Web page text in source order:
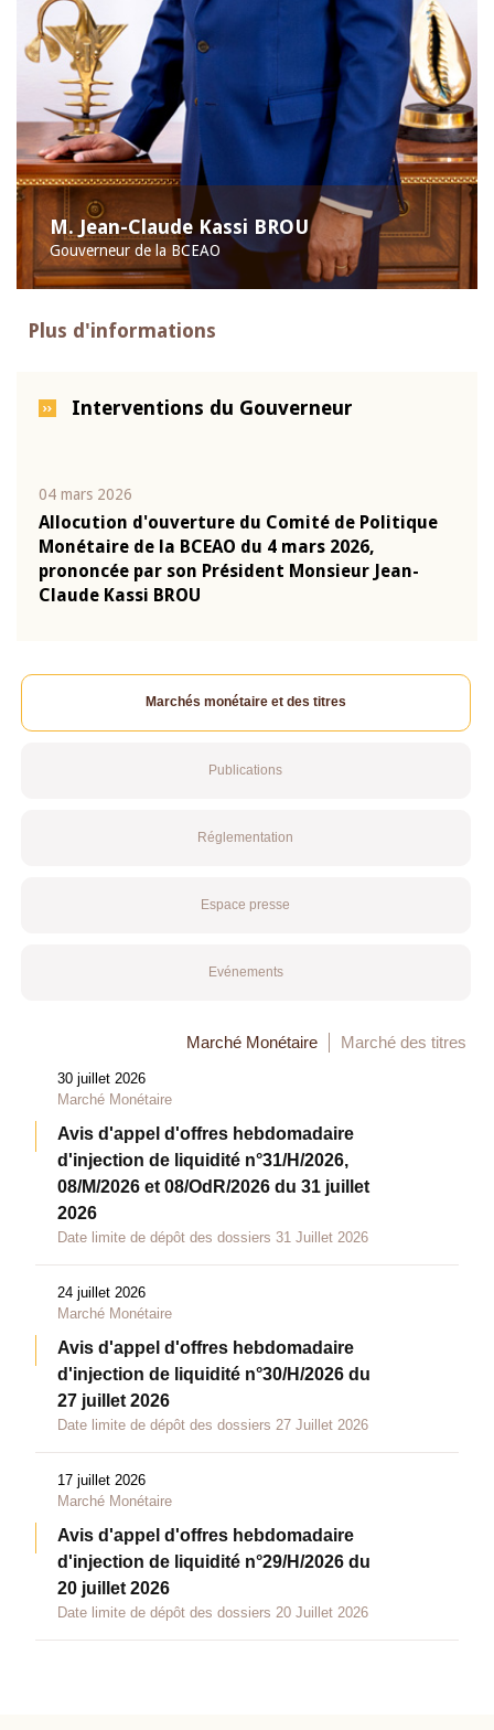
M. Jean-Claude Kassi BROU
Gouverneur de la BCEAO
Plus d'informations
Interventions du Gouverneur
04 mars 2026
Allocution d'ouverture du Comité de Politique
Monétaire de la BCEAO du 4 mars 2026,
prononcée par son Président Monsieur Jean-
Claude Kassi BROU
Marchés monétaire et des titres
Publications
Réglementation
Espace presse
Evénements
Marché Monétaire Marché des titres
30 juillet 2026
Marché Monétaire
Avis d'appel d'offres hebdomadaire
d'injection de liquidité n°31/H/2026,
08/M/2026 et 08/OdR/2026 du 31 juillet
2026
Date limite de dépôt des dossiers 31 Juillet 2026
24 juillet 2026
Marché Monétaire
Avis d'appel d'offres hebdomadaire
d'injection de liquidité n°30/H/2026 du
27 juillet 2026
Date limite de dépôt des dossiers 27 Juillet 2026
17 juillet 2026
Marché Monétaire
Avis d'appel d'offres hebdomadaire
d'injection de liquidité n°29/H/2026 du
20 juillet 2026
Date limite de dépôt des dossiers 20 Juillet 2026